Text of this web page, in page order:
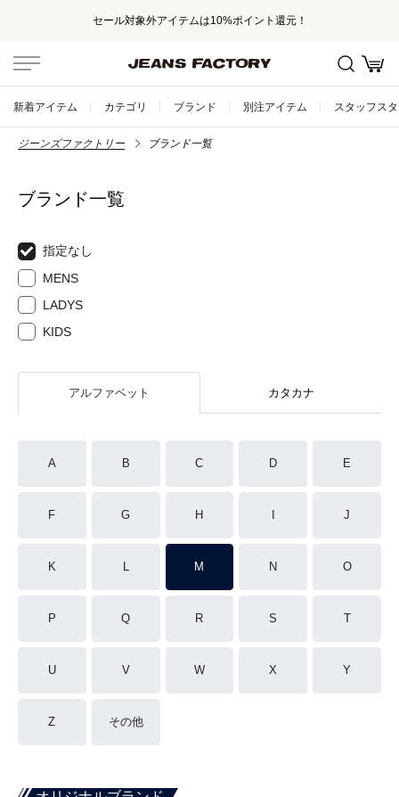
セール対象外アイテムは10%ポイント還元！
新着アイテム カテゴリ ブランド 別注アイテム スタッフス
ジーンズファクトリー ブランド一覧
ブランド一覧
指定なし
MENS
LADYS
KIDS
アルファベット カタカナ
A B C D E
F G H J
K L M N O
P Q R S T
U V W X Y
Z その他